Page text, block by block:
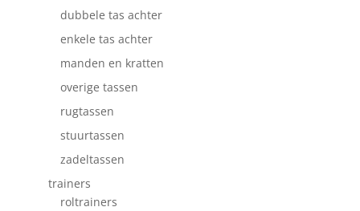
dubbele tas achter
enkele tas achter
manden en kratten
overige tassen
rugtassen
stuurtassen
zadeltassen
trainers
roltrainers